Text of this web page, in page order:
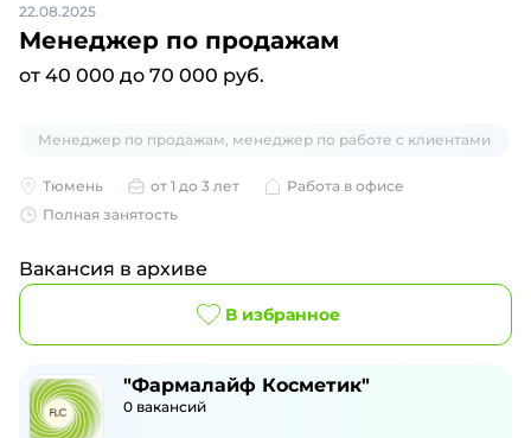
22.08.2025
Менеджер по продажам
от 40 000 до 70 000 руб.
Менеджер по продажам, менеджер по работе с клиентами
Тюмень от 1 до 3 лет
Работа в офисе
Полная занятость
Вакансия в архиве
В избранное
"Фармалайф Косметик"
0 вакансий